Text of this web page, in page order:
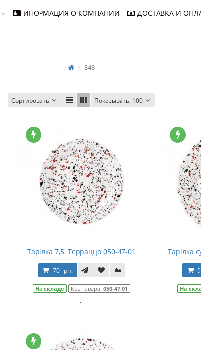
ИНОРМАЦИЯ О КОМПАНИИ ДОСТАВКА И
348
Сортировать Показывать: 100
Тарілка 7,5' Терраццо 050-47-01
70 грн.
На складе Код товара:050-47-01
..
Тарілка
На